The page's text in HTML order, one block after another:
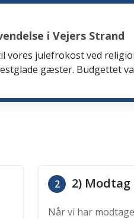
i Vejers Strand
vores julefrokost ved
gæster. Budgettet
2 2)
Når vi har